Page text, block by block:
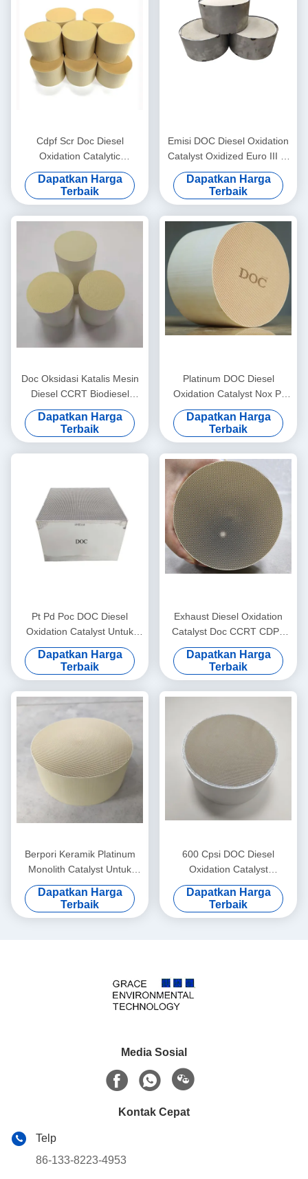
Cdpf Scr Doc Diesel
Oxidation Catalytic
Converter Catalyst Platinum
Treatment Gas Polutan
Dapatkan Harga
Terbaik
Emisi DOC Diesel Oxidation
Catalyst Oxidized Euro III IV
V Untuk Catalytic Converter
Dapatkan Harga
Terbaik
Doc Oksidasi Katalis Mesin
Diesel CCRT Biodiesel
Regenerasi Berkelanjutan
Particulate Trap
Dapatkan Harga
Terbaik
Platinum DOC Diesel
Oxidation Catalyst Nox Pt
Honeycomb Ceramic
Monolith Catalyst Substrat
Dapatkan Harga
Terbaik
Pt Pd Poc DOC Diesel
Oxidation Catalyst Untuk
Kendaraan 3 "4" 300 Cpsi
Euro 3 4 5
Dapatkan Harga
Terbaik
Exhaust Diesel Oxidation
Catalyst Doc CCRT CDPF
Mengobati Truk Bus Diesel
Gas Ekor Berbahaya
Dapatkan Harga
Terbaik
Berpori Keramik Platinum
Monolith Catalyst Untuk
Mesin Diesel Euro 5 V
Dapatkan Harga
Terbaik
600 Cpsi DOC Diesel
Oxidation Catalyst
Pembakaran Oksidasi
Katalis Mesin Diesel Di Truk
Dapatkan Harga
Terbaik
Media Sosial
Kontak Cepat
Telp
86-133-8223-4953